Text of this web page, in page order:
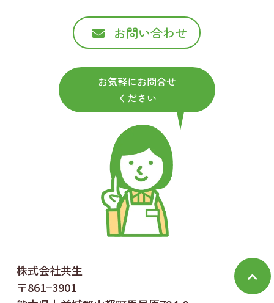
株式会社共生
〒861−3901
お問い合わせ
お気軽にお問合せ
ください